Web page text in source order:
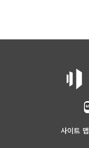
사이트 맵